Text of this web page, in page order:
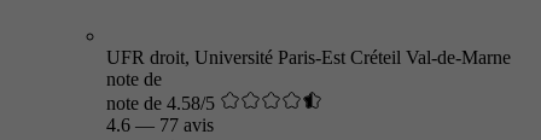
UFR droit, Université Paris-Est Créteil Val-de-Marne
note de
note de 4.58/5
4.6 — 77 avis